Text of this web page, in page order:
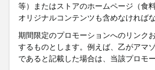
等）またはストアのホームページ（食
オリジナルコンテンツも含めなければな
期間限定のプロモーションへのリンク
するものとします。例えば、乙がアマ
であると記載した場合は、当該プロモ